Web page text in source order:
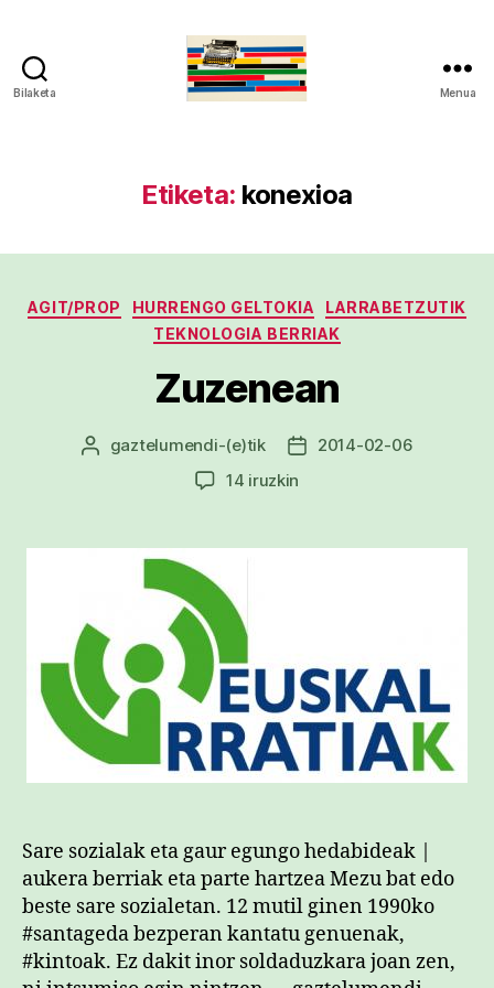
Bilaketa Menua
Etiketa: konexioa
Kategoriak
AGIT/PROP HURRENGO GELTOKIA
LARRABETZUTIK
TEKNOLOGIA BERRIAK
Zuzenean
Argitalpenaren
gaztelumendi-(e)tik
Argitalpenaren
2014-02-06
14 iruzkin
Sare sozialak eta gaur egungo hedabideak |
aukera berriak eta parte hartzea Mezu bat edo
beste sare sozialetan. 12 mutil ginen 1990ko
#santageda bezperan kantatu genuenak,
#kintoak. Ez dakit inor soldaduzkara joan zen,